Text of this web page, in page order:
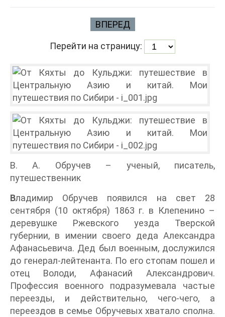
ВПЕРЕД
Перейти на страницу:
В. А. Обручев – ученый, писатель,
путешественник
Владимир Обручев появился на свет 28
сентября (10 октября) 1863 г. в Клепенино –
деревушке Ржевского уезда Тверской
губернии, в имении своего деда Александра
Афанасьевича. Дед был военным, дослужился
до генерал-лейтенанта. По его стопам пошел и
отец Володи, Афанасий Александрович.
Профессия военного подразумевала частые
переезды, и действительно, чего-чего, а
переездов в семье Обручевых хватало сполна.